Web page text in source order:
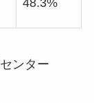
48.3%
ンター